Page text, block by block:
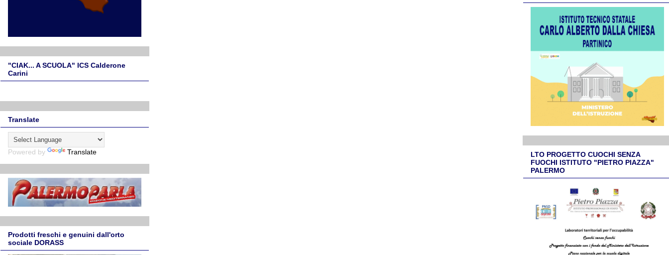
"CIAK... A SCUOLA" ICS Calderone
Carini
Translate
Powered by Translate
Prodotti freschi e genuini dall'orto
sociale DORASS
LTO PROGETTO CUOCHI SENZA
FUOCHI ISTITUTO "PIETRO PIAZZA"
PALERMO